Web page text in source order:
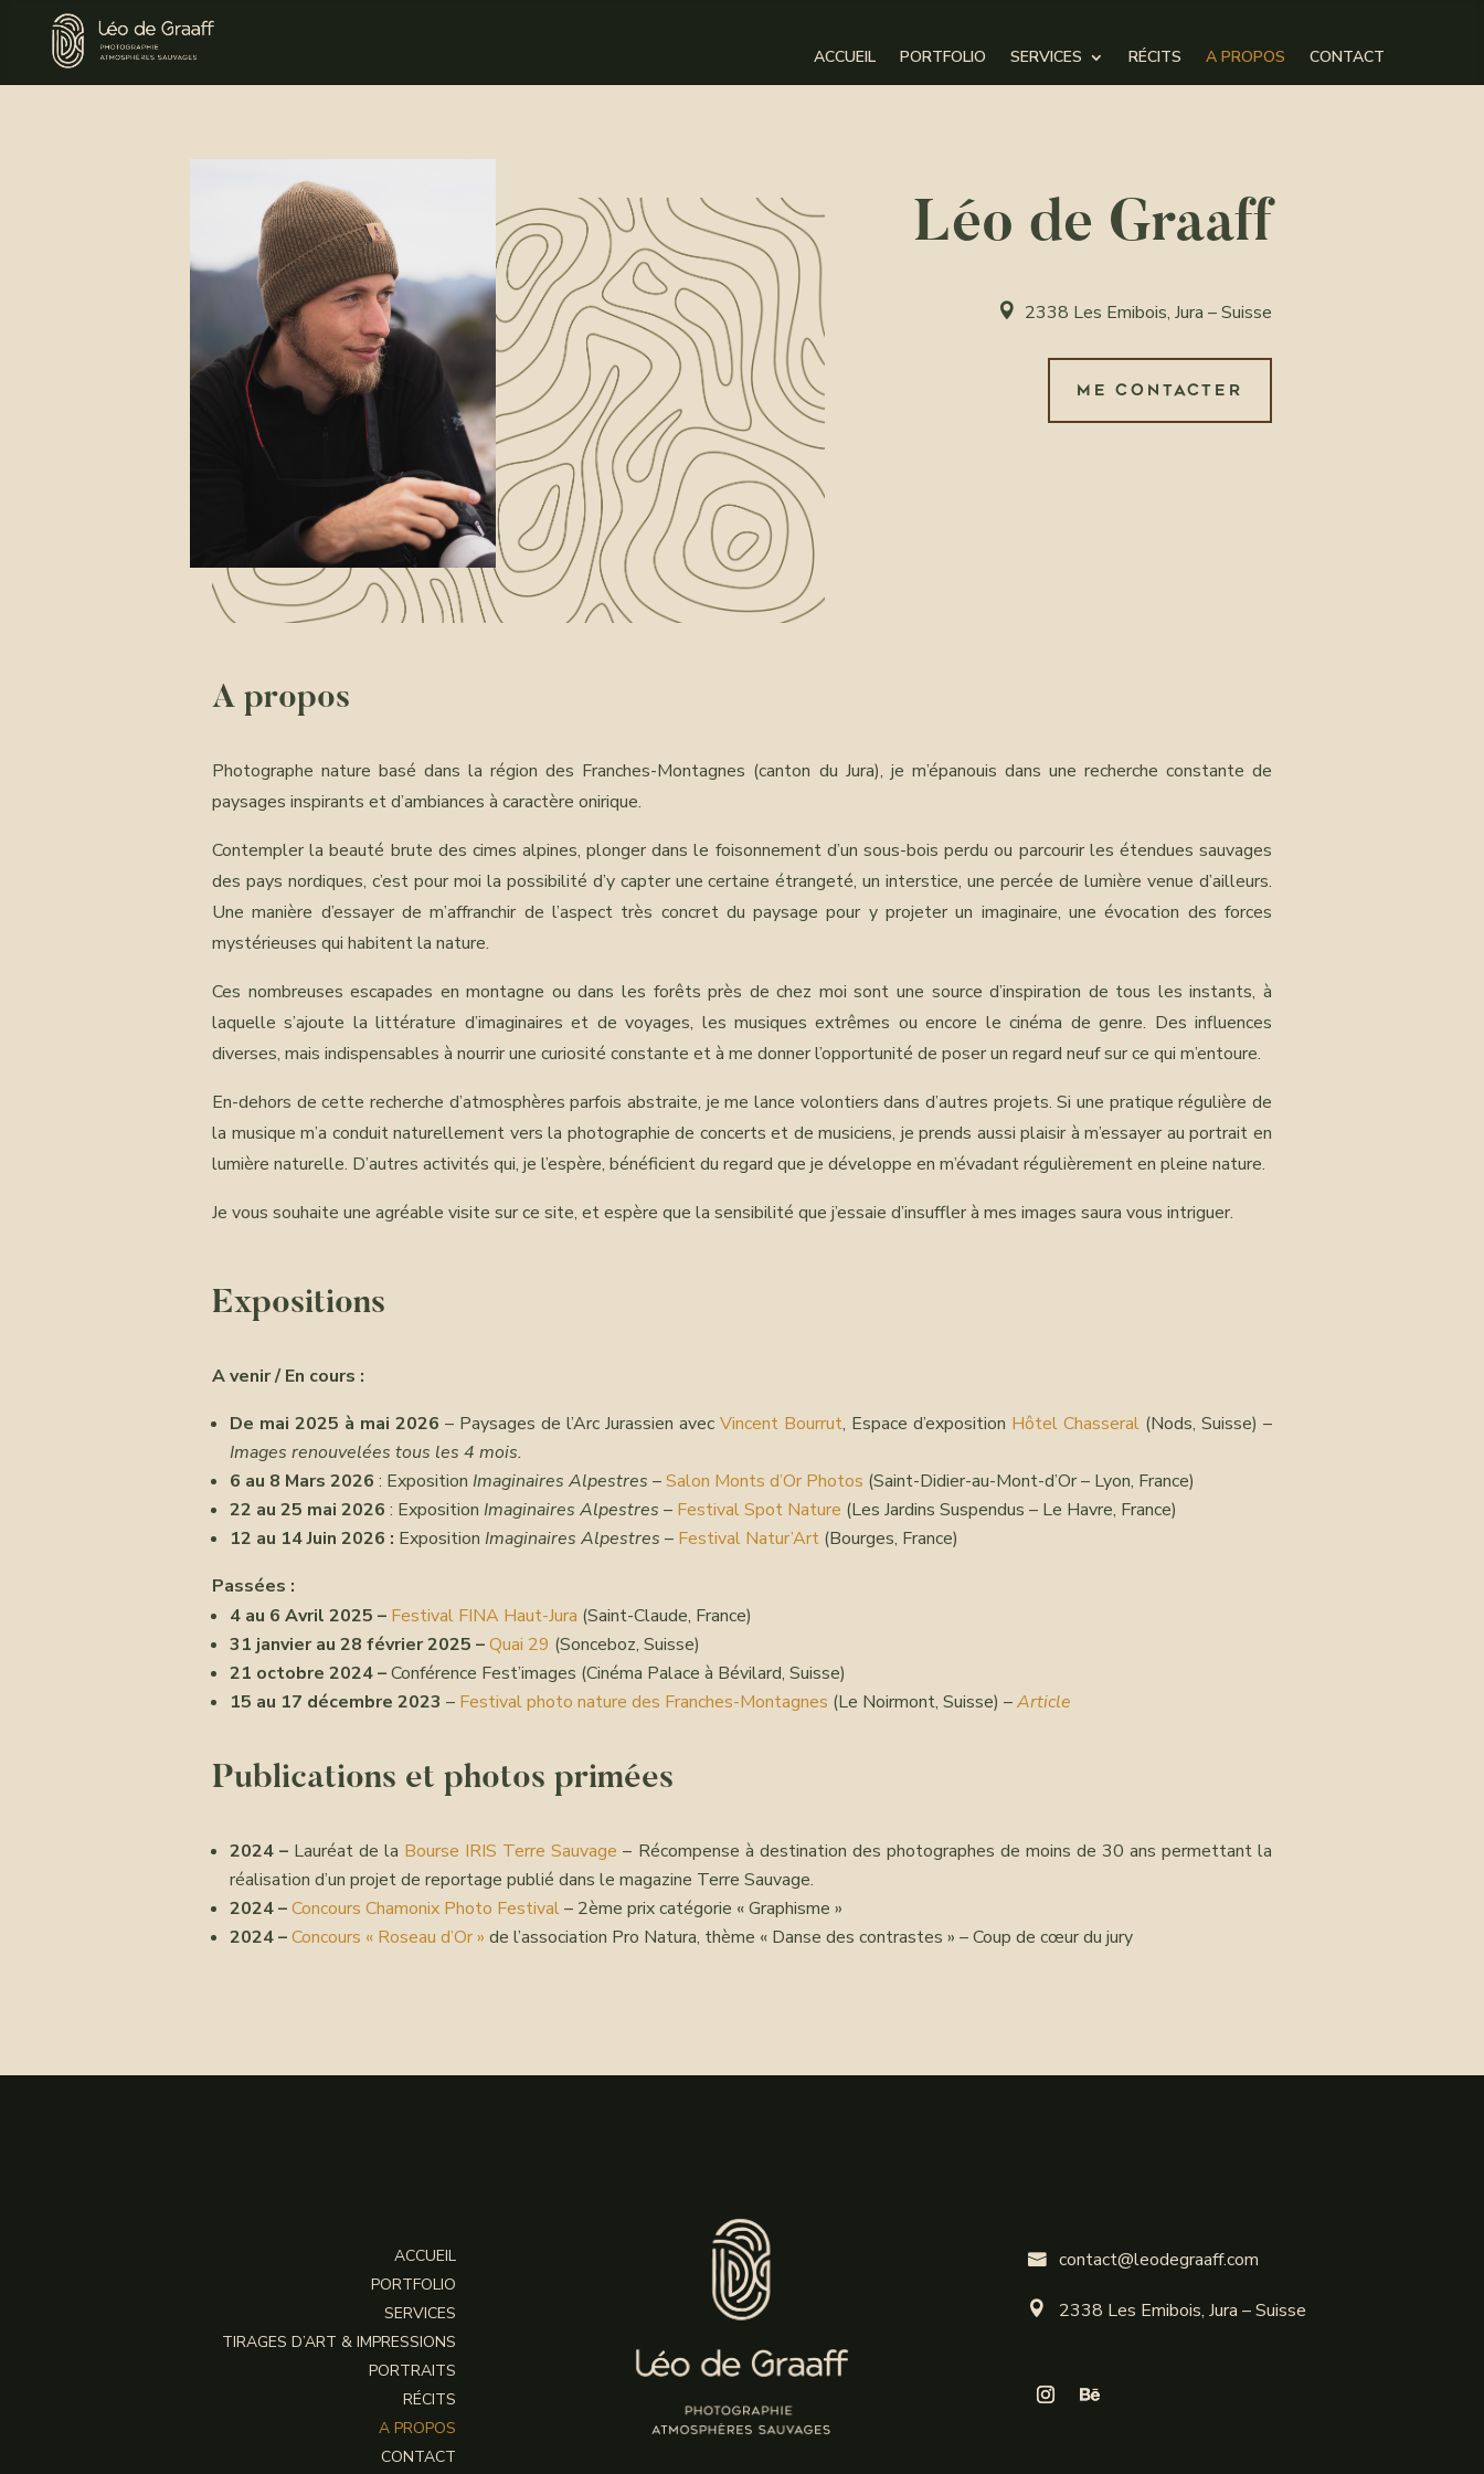
ACCUEIL PORTFOLIO SERVICES RÉCITS A PROPOS CONTACT
Léo de Graaff
 2338 Les Emibois, Jura – Suisse
ME CONTACTER
A propos
Photographe nature basé dans la région des Franches-Montagnes (canton du Jura), je m’épanouis dans une recherche constante de
paysages inspirants et d’ambiances à caractère onirique.
Contempler la beauté brute des cimes alpines, plonger dans le foisonnement d’un sous-bois perdu ou parcourir les étendues sauvages
des pays nordiques, c’est pour moi la possibilité d’y capter une certaine étrangeté, un interstice, une percée de lumière venue d’ailleurs.
Une manière d’essayer de m’affranchir de l’aspect très concret du paysage pour y projeter un imaginaire, une évocation des forces
mystérieuses qui habitent la nature.
Ces nombreuses escapades en montagne ou dans les forêts près de chez moi sont une source d’inspiration de tous les instants, à
laquelle s’ajoute la littérature d’imaginaires et de voyages, les musiques extrêmes ou encore le cinéma de genre. Des influences
diverses, mais indispensables à nourrir une curiosité constante et à me donner l’opportunité de poser un regard neuf sur ce qui m’entoure.
En-dehors de cette recherche d’atmosphères parfois abstraite, je me lance volontiers dans d’autres projets. Si une pratique régulière de
la musique m’a conduit naturellement vers la photographie de concerts et de musiciens, je prends aussi plaisir à m’essayer au portrait en
lumière naturelle. D’autres activités qui, je l’espère, bénéficient du regard que je développe en m’évadant régulièrement en pleine nature.
Je vous souhaite une agréable visite sur ce site, et espère que la sensibilité que j’essaie d’insuffler à mes images saura vous intriguer.
Expositions
A venir / En cours :
De mai 2025 à mai 2026 – Paysages de l’Arc Jurassien avec Vincent Bourrut, Espace d’exposition Hôtel Chasseral (Nods, Suisse) –
Images renouvelées tous les 4 mois.
6 au 8 Mars 2026 : Exposition Imaginaires Alpestres –Salon Monts d’Or Photos (Saint-Didier-au-Mont-d’Or – Lyon, France)
22 au 25 mai 2026 : Exposition Imaginaires Alpestres – Festival Spot Nature (Les Jardins Suspendus – Le Havre, France)
12 au 14 Juin 2026 : Exposition Imaginaires Alpestres – Festival Natur’Art (Bourges, France)
Passées :
4 au 6 Avril 2025 – Festival FINA Haut-Jura (Saint-Claude, France)
31 janvier au 28 février 2025 –Quai 29 (Sonceboz, Suisse)
21 octobre 2024 –Conférence Fest’images (Cinéma Palace à Bévilard, Suisse)
15 au 17 décembre 2023 – Festival photo nature des Franches-Montagnes (Le Noirmont, Suisse) –Article
Publications et photos primées
2024 – Lauréat de la Bourse IRIS Terre Sauvage – Récompense à destination des photographes de moins de 30 ans permettant la
réalisation d’un projet de reportage publié dans le magazine Terre Sauvage.
2024 –Concours Chamonix Photo Festival– 2ème prix catégorie « Graphisme »
2024 –Concours « Roseau d’Or » de l’association Pro Natura, thème « Danse des contrastes » – Coup de cœur du jury
ACCUEIL
PORTFOLIO
SERVICES
TIRAGES D’ART & IMPRESSIONS
PORTRAITS
RÉCITS
A PROPOS
CONTACT
 contact@leodegraaff.com
 2338 Les Emibois, Jura – Suisse